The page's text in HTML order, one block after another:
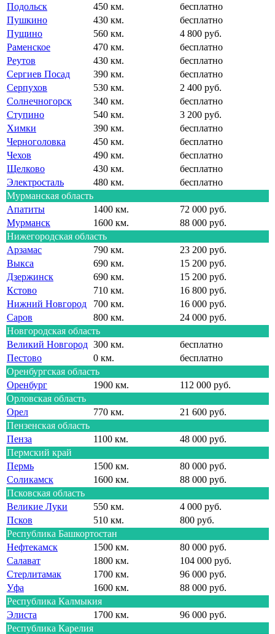
Подольск
450 км.
бесплатно
Пушкино
430 км.
бесплатно
Пущино
560 км.
4 800 руб.
Раменское
470 км.
бесплатно
Реутов
430 км.
бесплатно
Сергиев Посад
390 км.
бесплатно
Серпухов
530 км.
2 400 руб.
Солнечногорск
340 км.
бесплатно
Ступино
540 км.
3 200 руб.
Химки
390 км.
бесплатно
Черноголовка
450 км.
бесплатно
Чехов
490 км.
бесплатно
Щелково
430 км.
бесплатно
Электросталь
480 км.
бесплатно
Мурманская область
Апатиты
1400 км.
72 000 руб.
Мурманск
1600 км.
88 000 руб.
Нижегородская область
Арзамас
790 км.
23 200 руб.
Выкса
690 км.
15 200 руб.
Дзержинск
690 км.
15 200 руб.
Кстово
710 км.
16 800 руб.
Нижний Новгород
700 км.
16 000 руб.
Саров
800 км.
24 000 руб.
Новгородская область
Великий Новгород 300 км.
бесплатно
Пестово
0 км.
бесплатно
Оренбургская область
Оренбург
1900 км.
112 000 руб.
Орловская область
Орел
770 км.
21 600 руб.
Пензенская область
Пенза
1100 км.
48 000 руб.
Пермский край
Пермь
1500 км.
80 000 руб.
Соликамск
1600 км.
88 000 руб.
Псковская область
Великие Луки
550 км.
4 000 руб.
Псков
510 км.
800 руб.
Республика Башкортостан
Нефтекамск
1500 км.
80 000 руб.
Салават
1800 км.
104 000 руб.
Стерлитамак
1700 км.
96 000 руб.
Уфа
1600 км.
88 000 руб.
Республика Калмыкия
Элиста
1700 км.
96 000 руб.
Республика Карелия